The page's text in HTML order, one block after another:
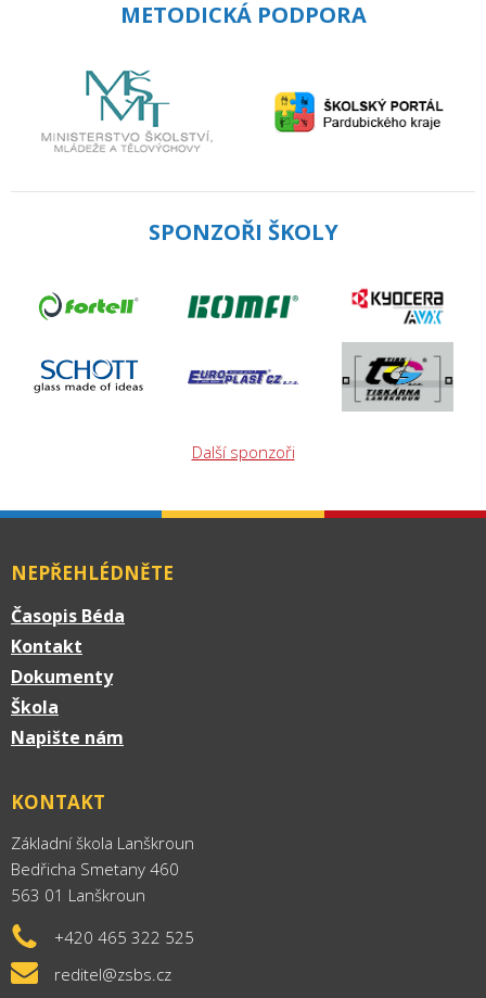
METODICKÁ PODPORA
SPONZOŘI ŠKOLY
Další sponzoři
NEPŘEHLÉDNĚTE
Časopis Béda
Kontakt
Dokumenty
Škola
Napište nám
KONTAKT
Základní škola Lanškroun
Bedřicha Smetany 460
563 01 Lanškroun
+420 465 322 525
reditel@zsbs.cz